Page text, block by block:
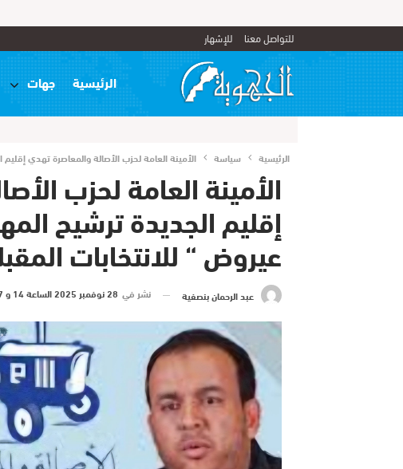
للتواصل معنا للإشهار
الرئيسية جهات
الرئيسية سياسة الأمينة العامة لحزب الأصالة والمعاصرة تهدي
الأمينة العامة لحزب
إقليم الجديدة ترشيح
عيروض “ للانتخابات
عبد الرحمان بنصفية نشر في 28 نوفمبر 2025 الساعة 14 و 27 دقيقة